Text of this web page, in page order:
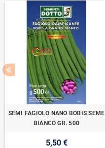
SEMI FAGIOLO NANO BOBIS SEME
BIANCO GR. 500
5,50 €